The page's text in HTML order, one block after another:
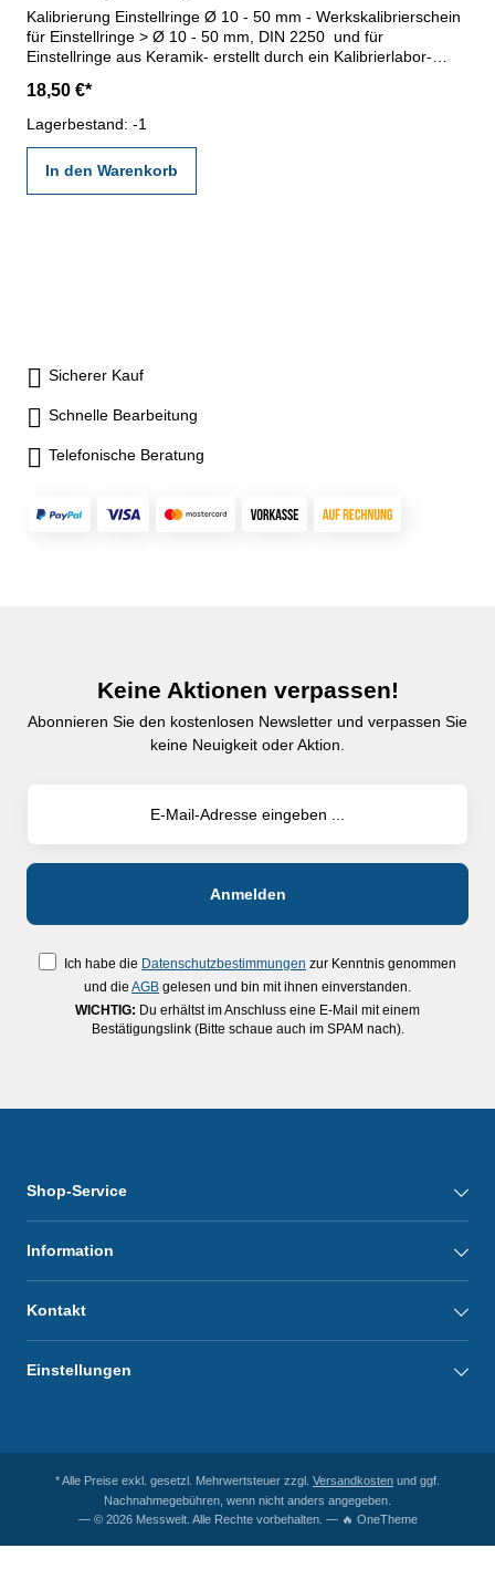
Kalibrierung Einstellringe Ø 10 - 50 mm - Werkskalibrierschein
für Einstellringe > Ø 10 - 50 mm, DIN 2250 und für
Einstellringe aus Keramik- erstellt durch ein Kalibrierlabor-
nach angegebenen Werksnormen
18,50 €*
Lagerbestand: -1
In den Warenkorb
Sicherer Kauf
Schnelle Bearbeitung
Telefonische Beratung
Keine Aktionen verpassen!
Abonnieren Sie den kostenlosen Newsletter und verpassen Sie
keine Neuigkeit oder Aktion.
Ich habe die Datenschutzbestimmungen zur Kenntnis genommen
und die AGB gelesen und bin mit ihnen einverstanden.
WICHTIG: Du erhältst im Anschluss eine E-Mail mit einem
Bestätigungslink (Bitte schaue auch im SPAM nach).
Shop-Service
Information
Kontakt
Einstellungen
* Alle Preise exkl. gesetzl. Mehrwertsteuer zzgl. Versandkosten und ggf.
Nachnahmegebühren, wenn nicht anders angegeben.
— © 2026 Messwelt. Alle Rechte vorbehalten. — 🔥 OneTheme